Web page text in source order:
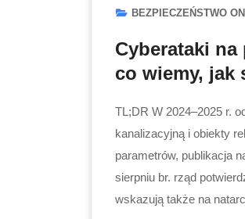
BEZPIECZEŃSTWO
Cyberataki
co wiemy, jak
TL;DR W 2024–2025 r.
kanalizacyjną i obiekty
parametrów, publikacja
sierpniu br. rząd
wskazują także na